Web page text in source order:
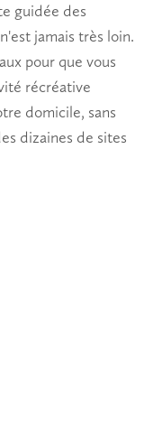
guidée des
n'est jamais très loin.
pour que vous
récréative
domicile, sans
dizaines de sites